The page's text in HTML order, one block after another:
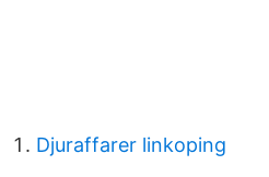
Djuraffarer linkoping